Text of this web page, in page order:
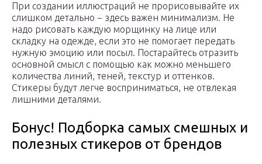
При создании иллюстраций не прорисовывайте их
слишком детально − здесь важен минимализм. Не
надо рисовать каждую морщинку на лице или
складку на одежде, если это не помогает передать
нужную эмоцию или посыл. Постарайтесь отразить
основной смысл с помощью как можно меньшего
количества линий, теней, текстур и оттенков.
Стикеры будут легче восприниматься, не отвлекая
лишними деталями.
Бонус! Подборка самых смешных и
полезных стикеров от брендов